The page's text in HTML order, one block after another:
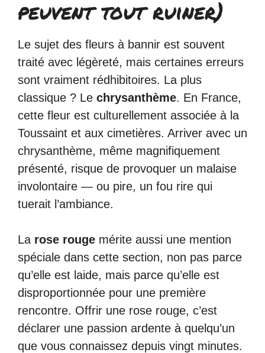
peuvent tout ruiner)
Le sujet des fleurs à bannir est souvent
traité avec légèreté, mais certaines erreurs
sont vraiment rédhibitoires. La plus
classique ? Le chrysanthème. En France,
cette fleur est culturellement associée à la
Toussaint et aux cimetières. Arriver avec un
chrysanthème, même magnifiquement
présenté, risque de provoquer un malaise
involontaire — ou pire, un fou rire qui
tuerait l’ambiance.
La rose rouge mérite aussi une mention
spéciale dans cette section, non pas parce
qu’elle est laide, mais parce qu’elle est
disproportionnée pour une première
rencontre. Offrir une rose rouge, c’est
déclarer une passion ardente à quelqu’un
que vous connaissez depuis vingt minutes.